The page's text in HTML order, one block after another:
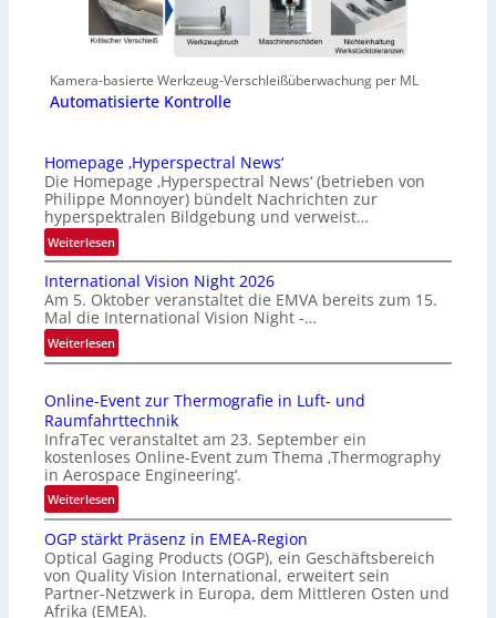
Kamera-basierte Werkzeug-Verschleißüberwachung per ML
Automatisierte Kontrolle
Homepage ‚Hyperspectral News‘
Die Homepage ‚Hyperspectral News‘ (betrieben von
Philippe Monnoyer) bündelt Nachrichten zur
hyperspektralen Bildgebung und verweist…
Weiterlesen:
H
o
m
e
p
a
e
‚
H
y
p
e
r
s
p
e
International Vision Night 2026
Am 5. Oktober veranstaltet die EMVA bereits zum 15.
Mal die International Vision Night -…
Weiterlesen:
I
t
e
r
n
a
t
o
n
a
Online-Event zur Thermografie in Luft- und
Raumfahrttechnik
InfraTec veranstaltet am 23. September ein
kostenloses Online-Event zum Thema ‚Thermography
in Aerospace Engineering‘.
Weiterlesen:
O
n
l
i
n
OGP stärkt Präsenz in EMEA-Region
Optical Gaging Products (OGP), ein Geschäftsbereich
von Quality Vision International, erweitert sein
Partner-Netzwerk in Europa, dem Mittleren Osten und
Afrika (EMEA).